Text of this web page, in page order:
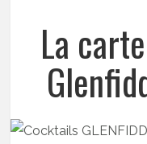
La